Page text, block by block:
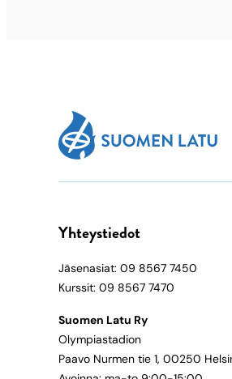
Yhteystiedot
Jäsenasiat: 09 8567 7450
Kurssit: 09 8567 7470
Suomen Latu Ry
Olympiastadion
Paavo Nurmen tie 1, 00250